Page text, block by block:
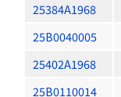
25384A1968
25B0040005
25402A1968
25B0110014